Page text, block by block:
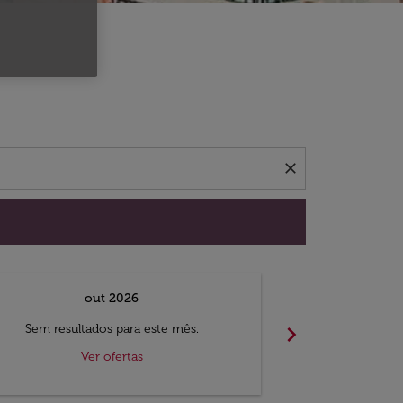
close
out 2026
Sem resultados para este mês.
Ver ofertas
chevron_right